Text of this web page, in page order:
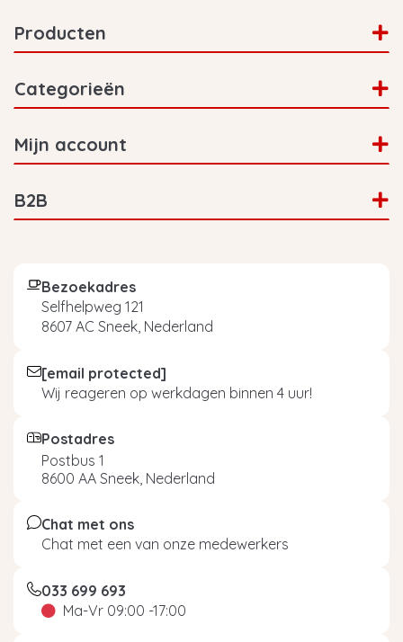
Producten
Categorieën
Mijn account
B2B
Bezoekadres
Selfhelpweg 121
8607 AC Sneek, Nederland
[email protected]
Wij reageren op werkdagen binnen 4 uur!
Postadres
Postbus 1
8600 AA Sneek, Nederland
Chat met ons
Chat met een van onze medewerkers
033 699 693
Ma-Vr 09:00 -17:00